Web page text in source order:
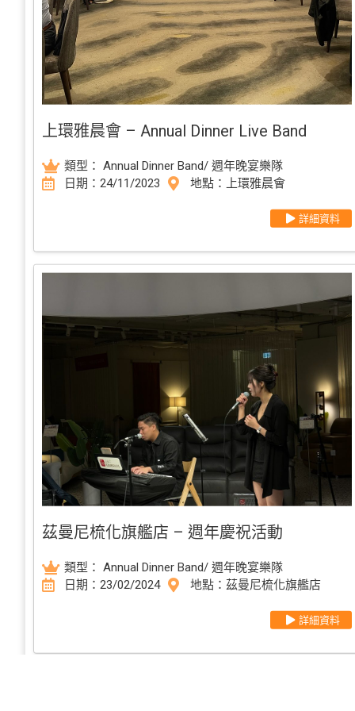
上環雅晨會 – Annual Dinner Live Band
類型： Annual Dinner Band/ 週年晚宴樂隊
日期：24/11/2023
地點：上環雅晨會
詳細資料
茲曼尼梳化旗艦店 – 週年慶祝活動
類型： Annual Dinner Band/ 週年晚宴樂隊
日期：23/02/2024
地點：茲曼尼梳化旗艦店
詳細資料